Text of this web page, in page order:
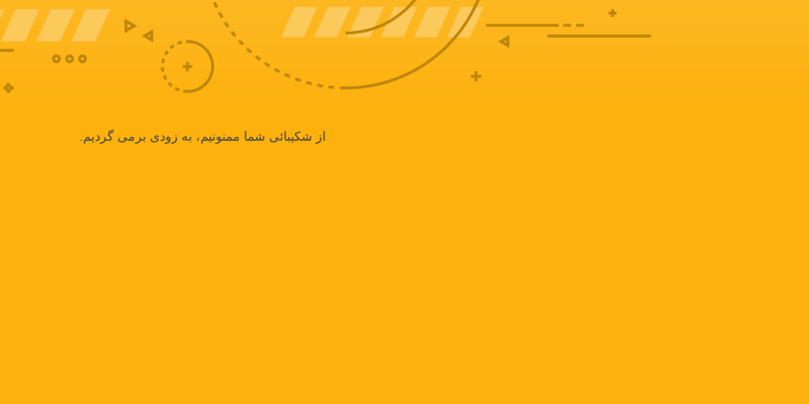
از شکیبائی شما ممنونیم، به زودی برمی گردیم.